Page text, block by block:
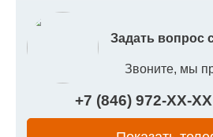
Задать вопрос
Звоните, мы
+7 (846) 972-XX-XX